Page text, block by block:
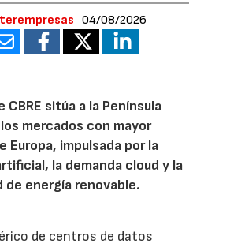
04/08/2026
CBRE sitúa a la Península
mercados con mayor
Europa, impulsada por la
la demanda cloud y la
de energía renovable.
de centros de datos